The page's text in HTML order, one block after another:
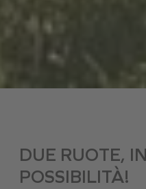
DUE RUOTE,
POSSIBILITÀ!